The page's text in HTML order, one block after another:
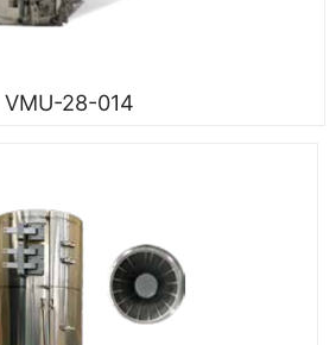
VMU-28-014